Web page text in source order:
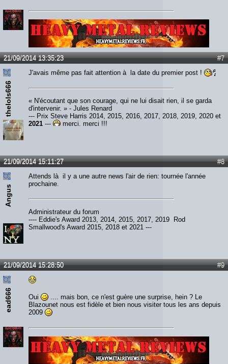
Lien :http://heavymetalreviews.fr/
#7
21/09/2014 13:35:23
thelols666
J'avais même pas fait attention à la date du premier post !
« N'écoutant que son courage, qui ne lui disait rien, il se garda
d'intervenir. » - Jules Renard
--- Prix Steve Harris 2014, 2015, 2016, 2017, 2018, 2019, 2020 et
2021 --- merci, merci !!!
#8
21/09/2014 15:11:27
Angus
Attends là il y a une autre news l'air de rien: tournée l'année
prochaine.
Administrateur du forum
---- Eddie's Award 2013, 2014, 2015, 2017, 2019 Rod
Smallwood's Award 2015, 2018 et 2021 ---
#9
21/09/2014 15:28:50
ead666 Oui
.... mais bon, ce n'est guère une surprise, hein ? Le
Blazounet nous est fidèle et bien nous visiter tous les ans depuis
2009